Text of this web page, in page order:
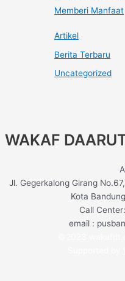
Memberi Manfaat
Artikel
Berita Terbaru
Uncategorized
WAKAF
Jl. Gegerkalong Girang
Kota
Call
email :